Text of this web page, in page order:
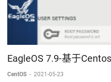
EagleOS 7.9-基于
CentOS - 2021-05-23